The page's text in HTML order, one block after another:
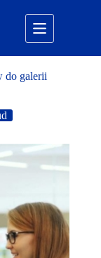
do galerii